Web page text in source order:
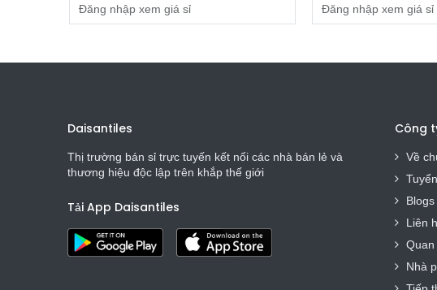
Đăng nhập xem giá sỉ Đăng nhập xem giá sỉ
Daisantiles
Thị trường bán sỉ trực tuyến kết nối các nhà bán lẻ và
thương hiệu độc lập trên khắp thế giới
Tải App Daisantiles
Công
Về
Blogs
Liên
Quan
Nhà